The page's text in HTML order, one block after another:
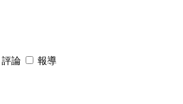
評論
報導